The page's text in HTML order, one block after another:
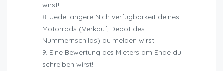
wirst!
Jede längere Nichtverfügbarkeit deines
Motorrads (Verkauf, Depot des
Nummernschilds) du melden wirst!
Eine Bewertung des Mieters am Ende du
schreiben wirst!